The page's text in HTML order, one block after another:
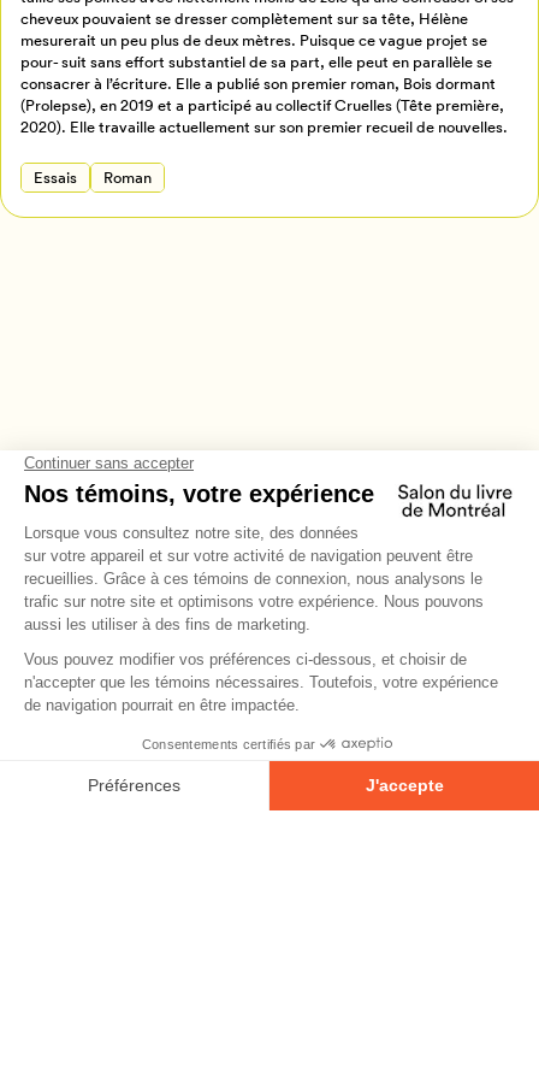
Retour à l’accueil
cheveux pouvaient se dresser complètement sur sa tête, Hélène
mesurerait un peu plus de deux mètres. Puisque ce vague projet se
pour- suit sans effort substantiel de sa part, elle peut en parallèle se
consacrer à l’écriture. Elle a publié son premier roman, Bois dormant
(Prolepse), en 2019 et a participé au collectif Cruelles (Tête première,
2020). Elle travaille actuellement sur son premier recueil de nouvelles.
Essais Roman
Annuler